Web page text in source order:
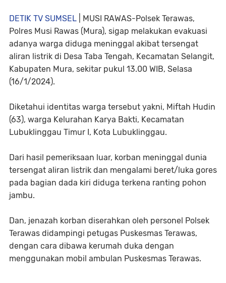
DETIK TV SUMSEL | MUSI RAWAS-Polsek Terawas,
Polres Musi Rawas (Mura), sigap melakukan evakuasi
adanya warga diduga meninggal akibat tersengat
aliran listrik di Desa Taba Tengah, Kecamatan Selangit,
Kabupaten Mura, sekitar pukul 13.00 WIB, Selasa
(16/1/2024).
Diketahui identitas warga tersebut yakni, Miftah Hudin
(63), warga Kelurahan Karya Bakti, Kecamatan
Lubuklinggau Timur I, Kota Lubuklinggau.
Dari hasil pemeriksaan luar, korban meninggal dunia
tersengat aliran listrik dan mengalami beret/luka gores
pada bagian dada kiri diduga terkena ranting pohon
jambu.
Dan, jenazah korban diserahkan oleh personel Polsek
Terawas didampingi petugas Puskesmas Terawas,
dengan cara dibawa kerumah duka dengan
menggunakan mobil ambulan Puskesmas Terawas.